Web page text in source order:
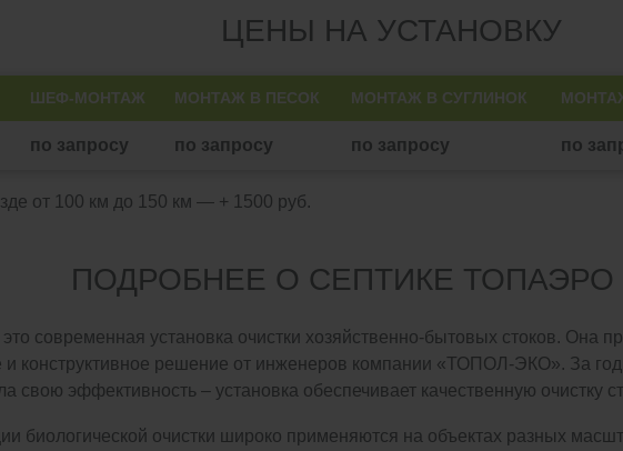
ЦЕНЫ НА УСТАНОВКУ
ШЕФ-МОНТАЖ МОНТАЖ В ПЕСОК МОНТАЖ В СУГЛИНОК
по запросу по запросу по запросу по
от 100 км до 150 км — + 1500 руб.
ПОДРОБНЕЕ О СЕПТИКЕ ТОПАЭРО
современная установка очистки хозяйственно-бытовых стоков. Она
и конструктивное решение от инженеров компании «ТОПОЛ-ЭКО». За
свою эффективность – установка обеспечивает качественную очистку
биологической очистки широко применяются на объектах разных